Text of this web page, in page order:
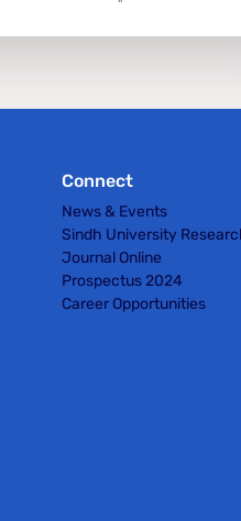
Connect
News & Events
Sindh University
Journal Online
Prospectus 2024
Career Opportunities